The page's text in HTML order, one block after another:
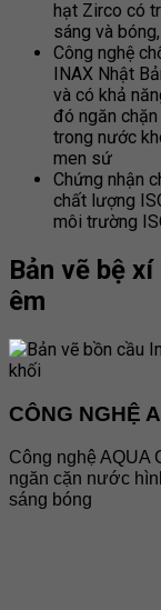
hạt Zirco có
sáng và
Công nghệ
INAX Nhật
và có khả
đó ngăn
trong nước
men sứ
Chứng nhận
chất lượng
môi trường
Bản vẽ bệ
êm
CÔNG NGHỆ
Công nghệ AQUA
ngăn cặn nước
sáng bóng